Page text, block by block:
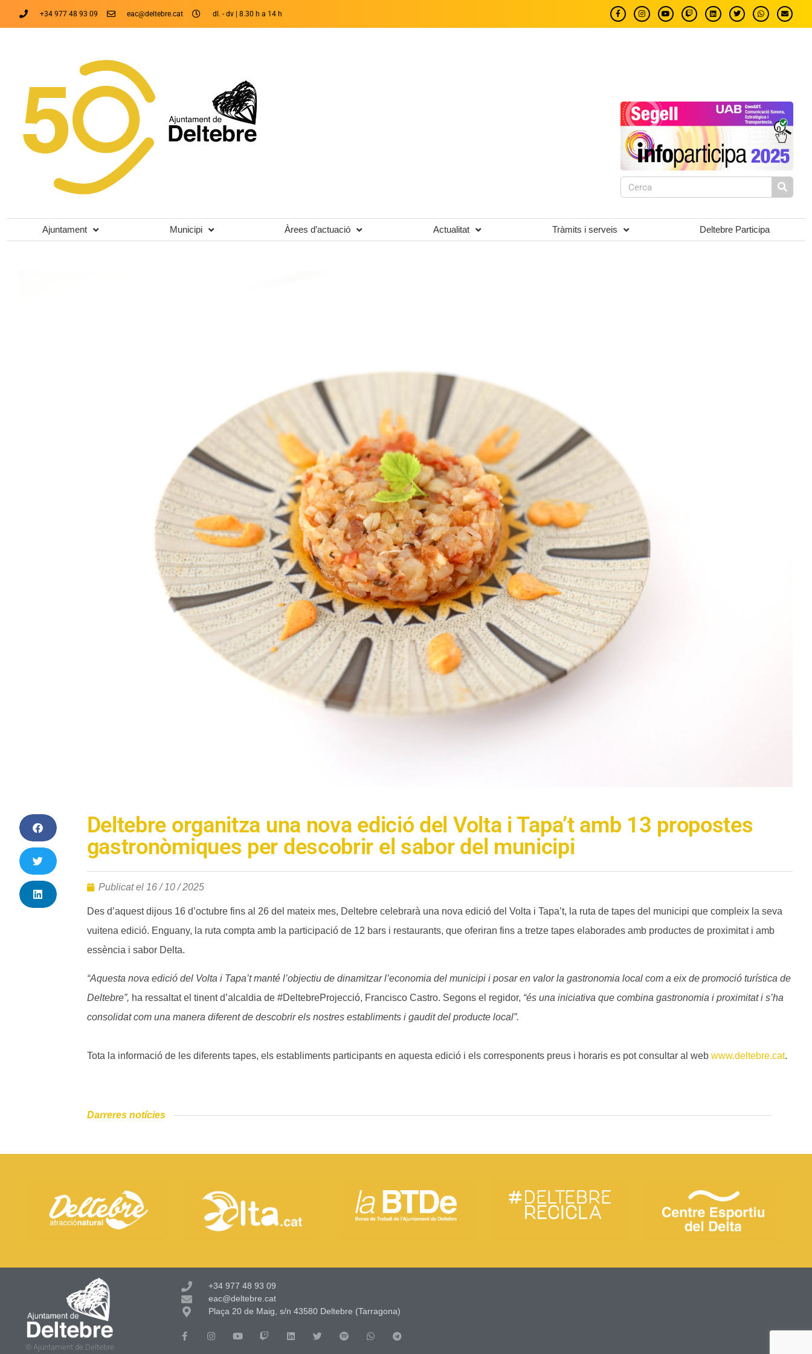
+34 977 48 93 09 eac@deltebre.cat dl. - dv | 8.30 h a 14 h
Ajuntament Municipi Àrees d’actuació Actualitat Tràmits i serveis Deltebre Participa
Deltebre organitza una nova edició del Volta i Tapa’t amb 13 propostes
gastronòmiques per descobrir el sabor del municipi
Publicat el 16 / 10 / 2025
Des d’aquest dijous 16 d’octubre fins al 26 del mateix mes, Deltebre celebrarà una nova edició del Volta i Tapa’t, la ruta de tapes del municipi que compleix la seva
vuitena edició. Enguany, la ruta compta amb la participació de 12 bars i restaurants, que oferiran fins a tretze tapes elaborades amb productes de proximitat i amb
essència i sabor Delta.
“Aquesta nova edició del Volta i Tapa’t manté l’objectiu de dinamitzar l’economia del municipi i posar en valor la gastronomia local com a eix de promoció turística de
Deltebre”, ha ressaltat el tinent d’alcaldia de #DeltebreProjecció, Francisco Castro. Segons el regidor, “és una iniciativa que combina gastronomia i proximitat i s’ha
consolidat com una manera diferent de descobrir els nostres establiments i gaudit del producte local”.
Tota la informació de les diferents tapes, els establiments participants en aquesta edició i els corresponents preus i horaris es pot consultar al web www.deltebre.cat.
Darreres notícies
© Ajuntament de Deltebre
+34 977 48 93 09​
eac@deltebre.cat
Plaça 20 de Maig, s/n 43580 Deltebre (Tarragona)